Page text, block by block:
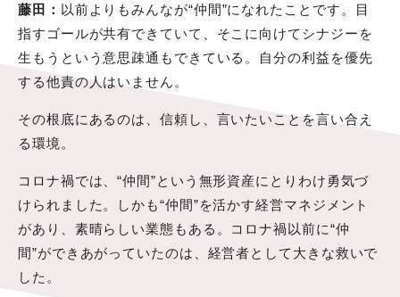
藤田： 以前よりもみんなが“仲間”になれたことです。目
指すゴールが共有できていて、そこに向けてシナジーを
生もうという意思疎通もできている。自分の利益を優先
する他責の人はいません。
その根底にあるのは、信頼し、言いたいことを言い合え
る環境。
コロナ禍では、“仲間”という無形資産にとりわけ勇気づ
けられました。しかも“仲間”を活かす経営マネジメント
があり、素晴らしい業態もある。コロナ禍以前に“仲
間”ができあがっていたのは、経営者として大きな救いで
した。